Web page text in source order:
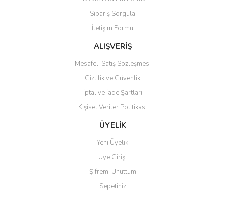
Ürün bilgilerinde hatalar bulunuyor.
Ürün fiyatı diğer sitelerden daha pahalı.
Bu ürüne benzer farklı alternatifler olmalı.
Gönder
Sipariş Sorgula
İletişim Formu
ALIŞVERİŞ
Mesafeli Satış Sözleşmesi
Gizlilik ve Güvenlik
İptal ve İade Şartları
Kişisel Veriler Politikası
ÜYELİK
Yeni Üyelik
Üye Girişi
Şifremi Unuttum
Sepetiniz